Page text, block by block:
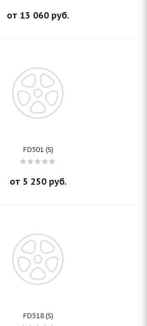
от 13 060 руб.
FD501 (S)
от 5 250руб.
FD518 (S)